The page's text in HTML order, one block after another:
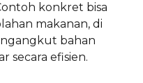
konkret bisa
makanan, di
bahan
secara efisien.